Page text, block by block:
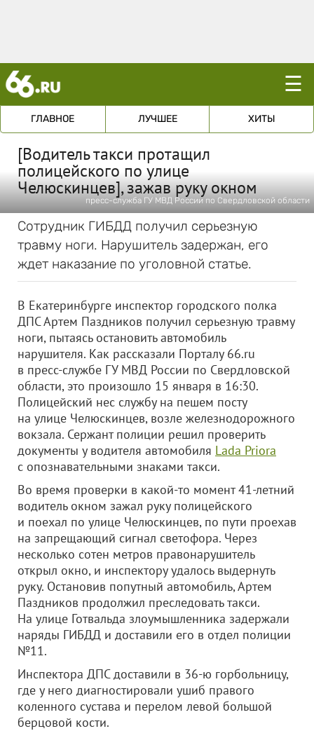
☰
ГЛАВНОЕ ЛУЧШЕЕ ХИТЫ
[Водитель такси протащил
полицейского по улице
Челюскинцев], зажав руку окном
пресс-служба ГУ МВД России по Свердловской области
Сотрудник ГИБДД получил серьезную
травму ноги. Нарушитель задержан, его
ждет наказание по уголовной статье.
В Екатеринбурге инспектор городского полка
ДПС Артем Паздников получил серьезную травму
ноги, пытаясь остановить автомобиль
нарушителя. Как рассказали Порталу 66.ru
в пресс-службе ГУ МВД России по Свердловской
области, это произошло 15 января в 16:30.
Полицейский нес службу на пешем посту
на улице Челюскинцев, возле железнодорожного
вокзала. Сержант полиции решил проверить
документы у водителя автомобиля Lada Priora
с опознавательными знаками такси.
Во время проверки в какой-то момент 41-летний
водитель окном зажал руку полицейского
и поехал по улице Челюскинцев, по пути проехав
на запрещающий сигнал светофора. Через
несколько сотен метров правонарушитель
открыл окно, и инспектору удалось выдернуть
руку. Остановив попутный автомобиль, Артем
Паздников продолжил преследовать такси.
На улице Готвальда злоумышленника задержали
наряды ГИБДД и доставили его в отдел полиции
№11.
Инспектора ДПС доставили в 36-ю горбольницу,
где у него диагностировали ушиб правого
коленного сустава и перелом левой большой
берцовой кости.